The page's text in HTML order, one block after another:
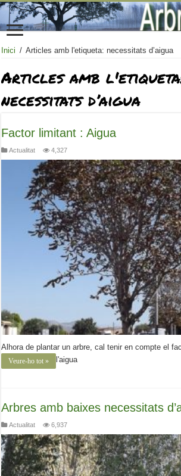
Inici / Articles amb l'etiqueta: necessitats d’aigua
Articles amb
necessitats d’aigua
Factor limitant : Aigua
Actualitat 4,327
Alhora de plantar un arbre, cal tenir en compte el
l'aigua
Veure-ho tot »
Arbres amb baixes necessitats
Actualitat 6,937